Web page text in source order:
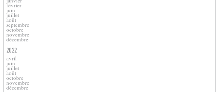
février
juin
juillet
août
septembre
octobre
novembre
décembre
2022
avril
juin
juillet
août
octobre
novembre
décembre